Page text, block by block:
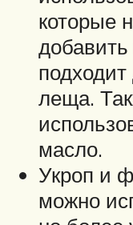
которые
леща.
масло.
Укроп и
можно